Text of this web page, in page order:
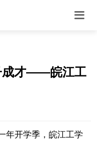
成才——皖江工
年开学季，皖江工学